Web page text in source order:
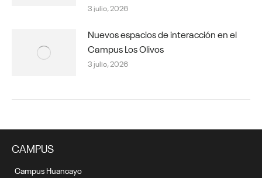
3 julio, 2026
Nuevos espacios de interacción en el
Campus Los Olivos
3 julio, 2026
CAMPUS
Campus Huancayo